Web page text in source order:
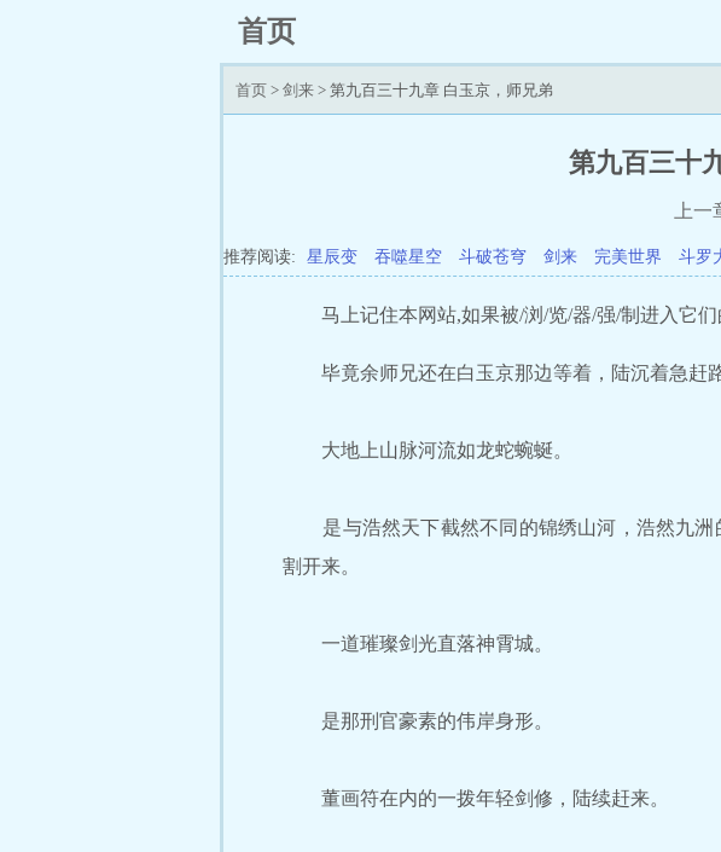
首页
首页 > 剑来 > 第九百三十九章 白玉京，师兄弟
第九百三十
上一
推荐阅读: 星辰变 吞噬星空 斗破苍穹 剑来 完美世界 斗罗
马上记住本网站,如果被/浏/览/器/强/制进入它
毕竟余师兄还在白玉京那边等着，陆沉着急赶路
大地上山脉河流如龙蛇蜿蜒。
是与浩然天下截然不同的锦绣山河，浩然九洲
割开来。
一道璀璨剑光直落神霄城。
是那刑官豪素的伟岸身形。
董画符在内的一拨年轻剑修，陆续赶来。